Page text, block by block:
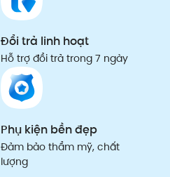
Đổi trả linh hoạt
Hỗ trợ đổi trả trong 7 ngày
Phụ kiện bền đẹp
Đảm bảo thẩm mỹ, chất
lượng